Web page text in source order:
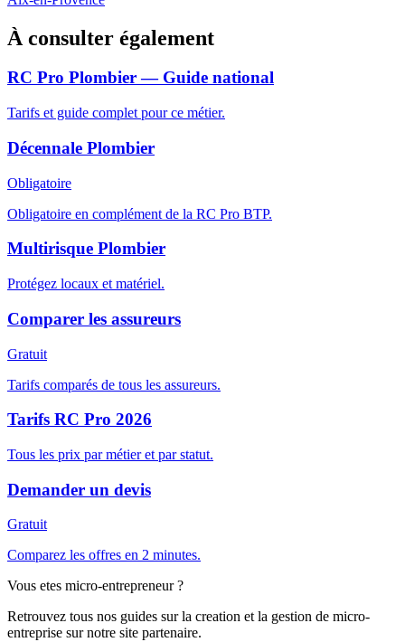
À consulter également
RC Pro Plombier — Guide national
Tarifs et guide complet pour ce métier.
Décennale Plombier
Obligatoire
Obligatoire en complément de la RC Pro BTP.
Multirisque Plombier
Protégez locaux et matériel.
Comparer les assureurs
Gratuit
Tarifs comparés de tous les assureurs.
Tarifs RC Pro 2026
Tous les prix par métier et par statut.
Demander un devis
Gratuit
Comparez les offres en 2 minutes.
Vous etes micro-entrepreneur ?
Retrouvez tous nos guides sur la creation et la gestion de micro-
entreprise sur notre site partenaire.